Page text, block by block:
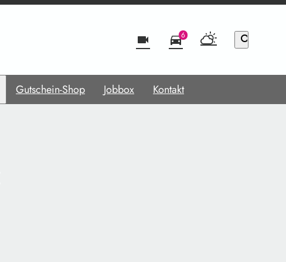
videocam directions_car6 search
Gutschein-Shop Jobbox Kontakt